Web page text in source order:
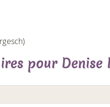
pour Denise